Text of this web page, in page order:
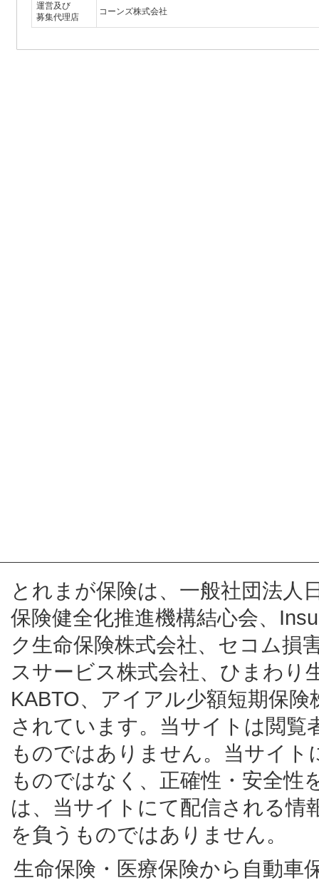
運営及び
募集代理店
コーンズ株式会社
とれまが保険は、一般社団法人
保険健全化推進機構結心会、
ク生命保険株式会社、セコム損
スサービス株式会社、ひまわり
KABTO、アイアル少額短期保
されています。当サイトは閲覧
ものではありません。当サイ
ものではなく、正確性・安全性
は、当サイトにて配信される情
を負うものではありません。
生命保険・医療保険から自動車